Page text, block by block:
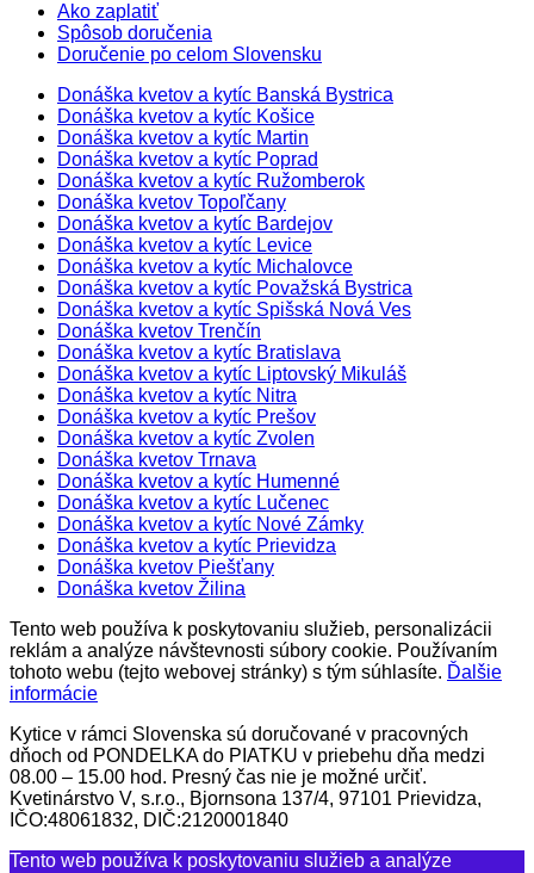
Ako zaplatiť
Spôsob doručenia
Doručenie po celom Slovensku
Donáška kvetov a kytíc Banská Bystrica
Donáška kvetov a kytíc Košice
Donáška kvetov a kytíc Martin
Donáška kvetov a kytíc Poprad
Donáška kvetov a kytíc Ružomberok
Donáška kvetov Topoľčany
Donáška kvetov a kytíc Bardejov
Donáška kvetov a kytíc Levice
Donáška kvetov a kytíc Michalovce
Donáška kvetov a kytíc Považská Bystrica
Donáška kvetov a kytíc Spišská Nová Ves
Donáška kvetov Trenčín
Donáška kvetov a kytíc Bratislava
Donáška kvetov a kytíc Liptovský Mikuláš
Donáška kvetov a kytíc Nitra
Donáška kvetov a kytíc Prešov
Donáška kvetov a kytíc Zvolen
Donáška kvetov Trnava
Donáška kvetov a kytíc Humenné
Donáška kvetov a kytíc Lučenec
Donáška kvetov a kytíc Nové Zámky
Donáška kvetov a kytíc Prievidza
Donáška kvetov Piešťany
Donáška kvetov Žilina
Tento web používa k poskytovaniu služieb, personalizácii
reklám a analýze návštevnosti súbory cookie. Používaním
tohoto webu (tejto webovej stránky) s tým súhlasíte. Ďalšie
informácie
Kytice v rámci Slovenska sú doručované v pracovných
dňoch od PONDELKA do PIATKU v priebehu dňa medzi
08.00 – 15.00 hod. Presný čas nie je možné určiť.
Kvetinárstvo V, s.r.o., Bjornsona 137/4, 97101 Prievidza,
IČO:48061832, DIČ:2120001840
Tento web používa k poskytovaniu služieb a analýze